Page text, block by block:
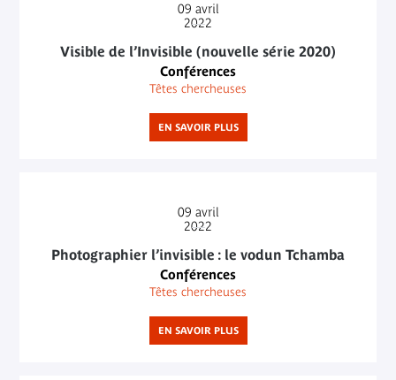
09 avril
2022
Visible de l’Invisible (nouvelle série 2020)
Conférences
Têtes chercheuses
EN SAVOIR PLUS
09 avril
2022
Photographier l’invisible : le vodun Tchamba
Conférences
Têtes chercheuses
EN SAVOIR PLUS